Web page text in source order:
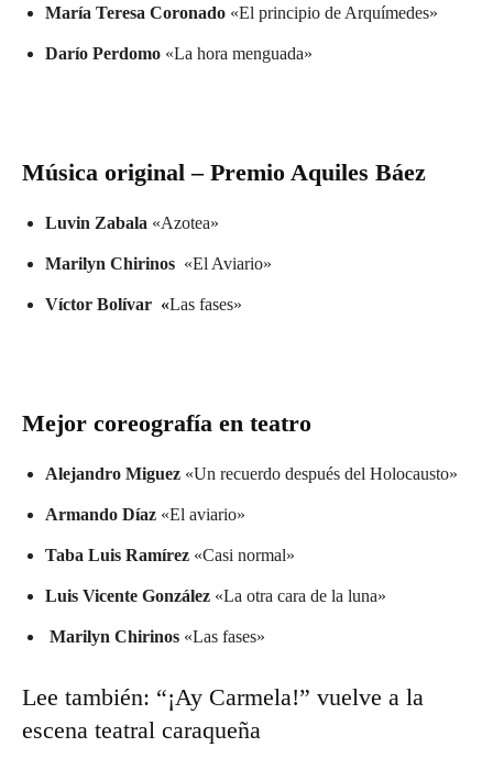
María Teresa Coronado «El principio de Arquímedes»
Darío Perdomo «La hora menguada»
Música original – Premio Aquiles Báez
Luvin Zabala «Azotea»
Marilyn Chirinos «El Aviario»
Víctor Bolívar «Las fases»
Mejor coreografía en teatro
Alejandro Miguez «Un recuerdo después del Holocausto»
Armando Díaz «El aviario»
Taba Luis Ramírez «Casi normal»
Luis Vicente González «La otra cara de la luna»
Marilyn Chirinos «Las fases»
Lee también: “¡Ay Carmela!” vuelve a la
escena teatral caraqueña